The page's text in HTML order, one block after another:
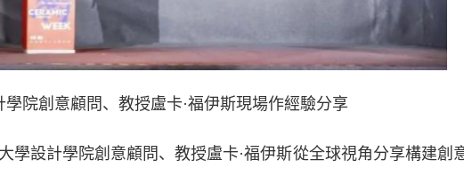
院創意顧問、教授盧卡·福伊斯現場作經驗分享
設計學院創意顧問、教授盧卡·福伊斯從全球視角分享構建創